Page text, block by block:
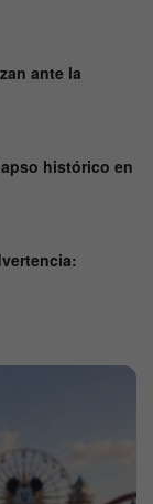
ante la
histórico en